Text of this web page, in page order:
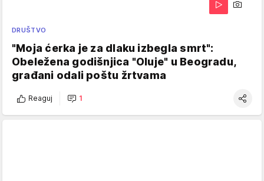
DRUŠTVO
"Moja ćerka je za dlaku izbegla smrt":
Obeležena godišnjica "Oluje" u Beogradu,
građani odali poštu žrtvama
Reaguj 1